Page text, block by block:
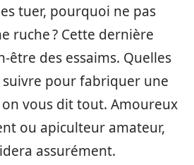
tuer, pourquoi ne pas
ruche ? Cette dernière
être des essaims. Quelles
suivre pour fabriquer une
on vous dit tout. Amoureux
ou apiculteur amateur,
assurément.